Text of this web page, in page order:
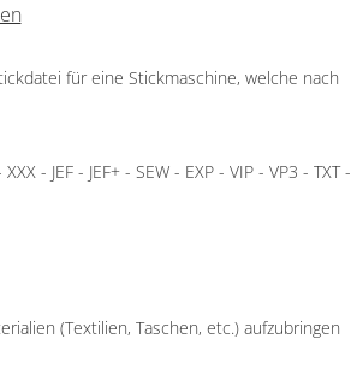
für eine Stickmaschine, welche nach
- JEF - JEF+ - SEW - EXP - VIP - VP3 - TXT -
(Textilien, Taschen, etc.) aufzubringen